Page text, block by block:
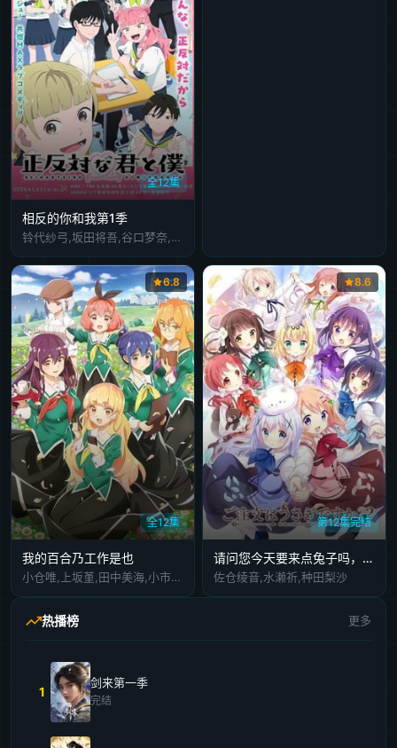
全12集
相反的你和我第1季
铃代纱弓,坂田将吾,谷口梦奈,平林瑚夏,岩田安吉,岛袋美由利,加藤涉,大森心,楠木灯
全12集
6.8
我的百合乃工作是也
小仓唯,上坂堇,田中美海,小市真琴,田村由香里,濑户麻沙美
第12集完结
8.6
请问您今天要来点兔子吗，第二季
佐仓绫音,水濑祈,种田梨沙
热播榜 更多
1
剑来第一季
完结